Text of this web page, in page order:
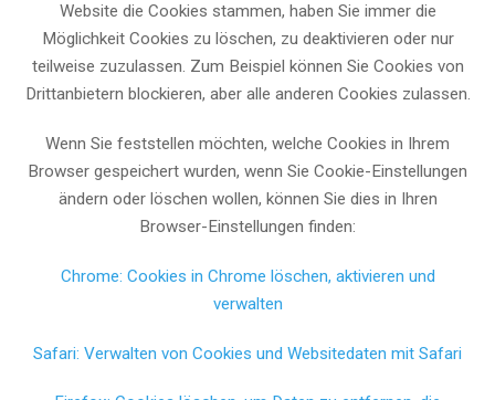
Website die Cookies stammen, haben Sie immer die
Möglichkeit Cookies zu löschen, zu deaktivieren oder nur
teilweise zuzulassen. Zum Beispiel können Sie Cookies von
Drittanbietern blockieren, aber alle anderen Cookies zulassen.
Wenn Sie feststellen möchten, welche Cookies in Ihrem
Browser gespeichert wurden, wenn Sie Cookie-Einstellungen
ändern oder löschen wollen, können Sie dies in Ihren
Browser-Einstellungen finden:
Chrome: Cookies in Chrome löschen, aktivieren und
verwalten
Safari: Verwalten von Cookies und Websitedaten mit Safari